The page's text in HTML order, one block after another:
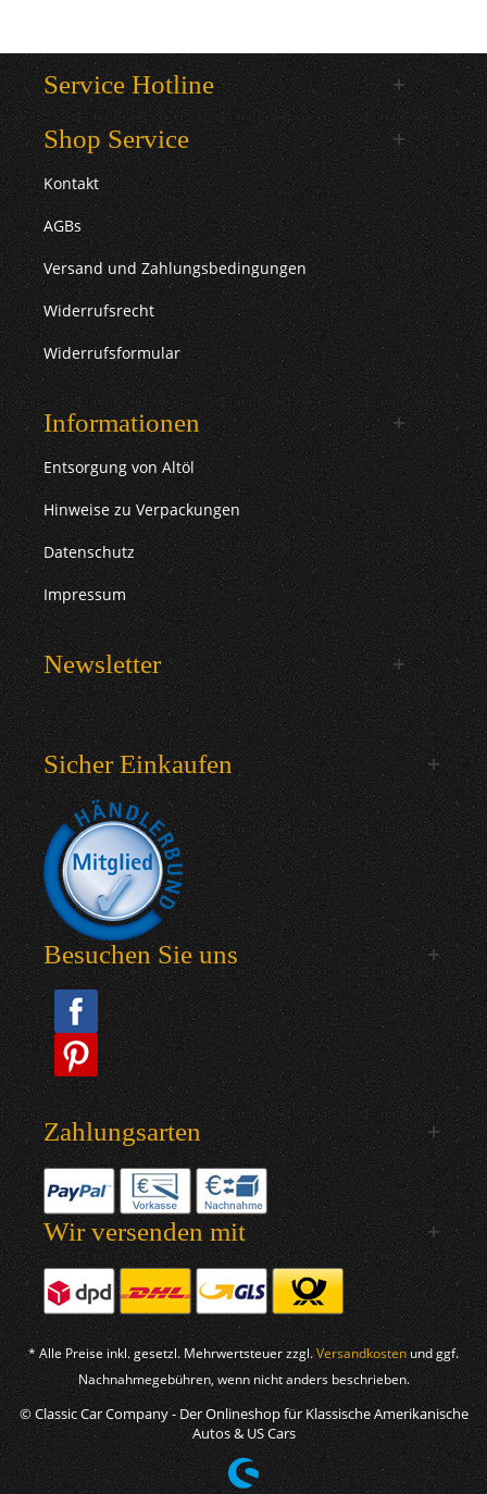
Service Hotline
Shop Service
Kontakt
AGBs
Versand und Zahlungsbedingungen
Widerrufsrecht
Widerrufsformular
Informationen
Entsorgung von Altöl
Hinweise zu Verpackungen
Datenschutz
Impressum
Newsletter
Sicher Einkaufen
Besuchen Sie uns
Zahlungsarten
Wir versenden mit
* Alle Preise inkl. gesetzl. Mehrwertsteuer zzgl.Versandkosten und ggf.
Nachnahmegebühren, wenn nicht anders beschrieben.
© Classic Car Company - Der Onlineshop für Klassische Amerikanische
Autos & US Cars